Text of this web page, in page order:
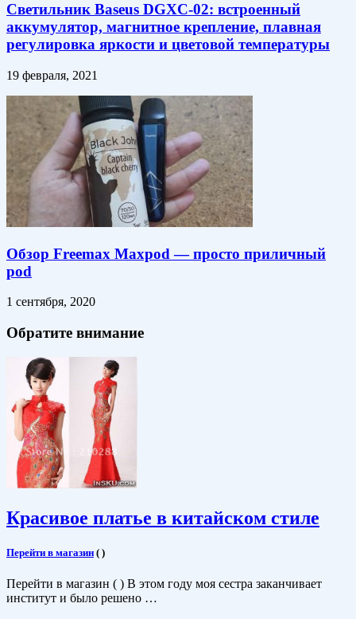
Светильник Baseus DGXC-02: встроенный
аккумулятор, магнитное крепление, плавная
регулировка яркости и цветовой температуры
19 февраля, 2021
Обзор Freemax Maxpod — просто приличный
pod
1 сентября, 2020
Обратите внимание
Красивое платье в китайском стиле
Перейти в магазин ( )
Перейти в магазин ( ) В этом году моя сестра заканчивает
институт и было решено …